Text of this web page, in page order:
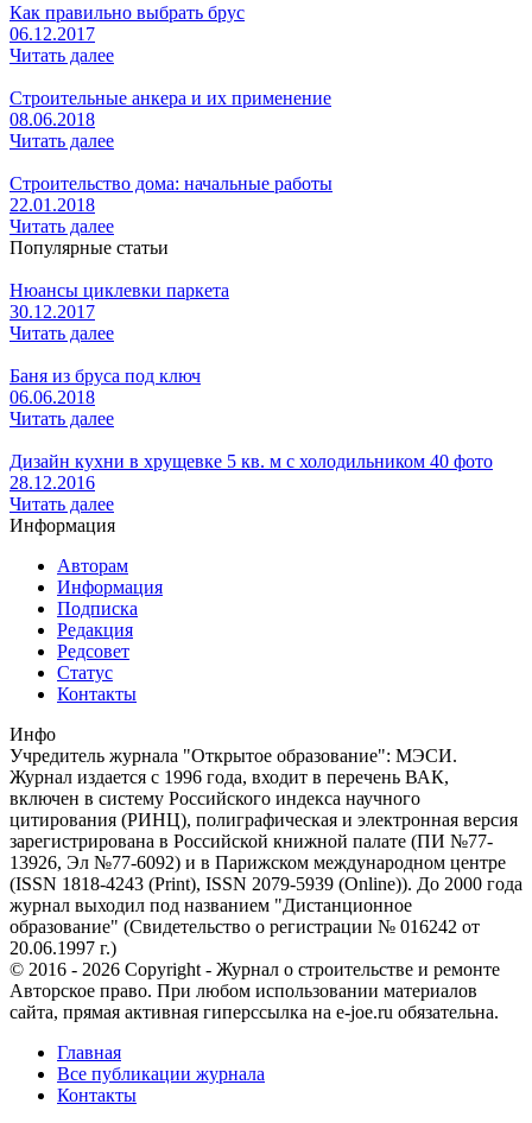
Как правильно выбрать брус
06.12.2017
Читать далее
Строительные анкера и их применение
08.06.2018
Читать далее
Строительство дома: начальные работы
22.01.2018
Читать далее
Популярные статьи
Нюансы циклевки паркета
30.12.2017
Читать далее
Баня из бруса под ключ
06.06.2018
Читать далее
Дизайн кухни в хрущевке 5 кв. м с холодильником 40 фото
28.12.2016
Читать далее
Информация
Авторам
Информация
Подписка
Редакция
Редсовет
Статус
Контакты
Инфо
Учредитель журнала "Открытое образование": МЭСИ.
Журнал издается с 1996 года, входит в перечень ВАК,
включен в систему Российского индекса научного
цитирования (РИНЦ), полиграфическая и электронная версия
зарегистрирована в Российской книжной палате (ПИ №77-
13926, Эл №77-6092) и в Парижском международном центре
(ISSN 1818-4243 (Print), ISSN 2079-5939 (Online)). До 2000 года
журнал выходил под названием "Дистанционное
образование" (Свидетельство о регистрации № 016242 от
20.06.1997 г.)
© 2016 - 2026 Copyright - Журнал о строительстве и ремонте
Авторское право. При любом использовании материалов
сайта, прямая активная гиперссылка на e-joe.ru обязательна.
Главная
Все публикации журнала
Контакты